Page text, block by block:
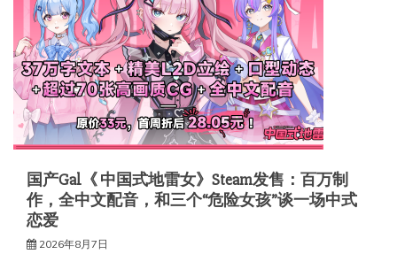
国产Gal《 中国式地雷女》Steam发售：百万制
作，全中文配音，和三个“危险女孩”谈一场中式
恋爱
2026年8月7日